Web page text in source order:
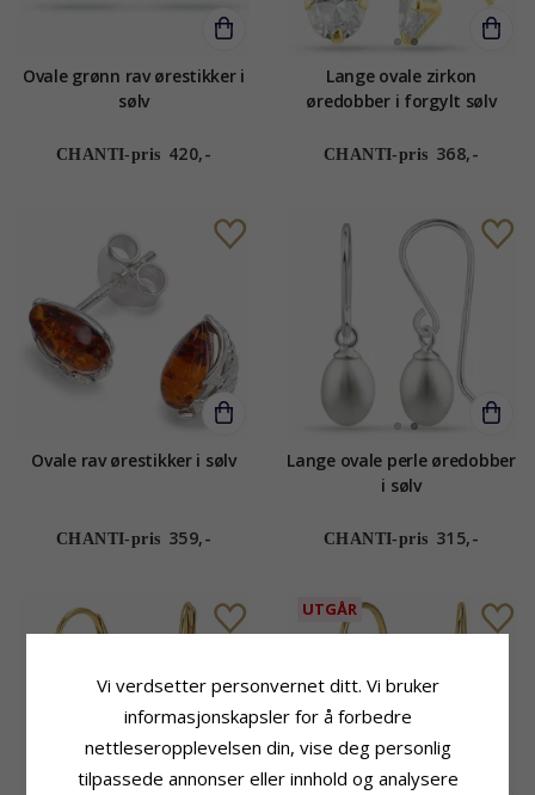
Ovale grønn rav ørestikker i
sølv
CHANTI-pris 420,-
Lange ovale zirkon
øredobber i forgylt sølv
CHANTI-pris 368,-
Ovale rav ørestikker i sølv
CHANTI-pris 359,-
Lange ovale perle øredobber
i sølv
CHANTI-pris 315,-
UTGÅR
Vi verdsetter personvernet ditt. Vi bruker
informasjonskapsler for å forbedre
nettleseropplevelsen din, vise deg personlig
tilpassede annonser eller innhold og analysere